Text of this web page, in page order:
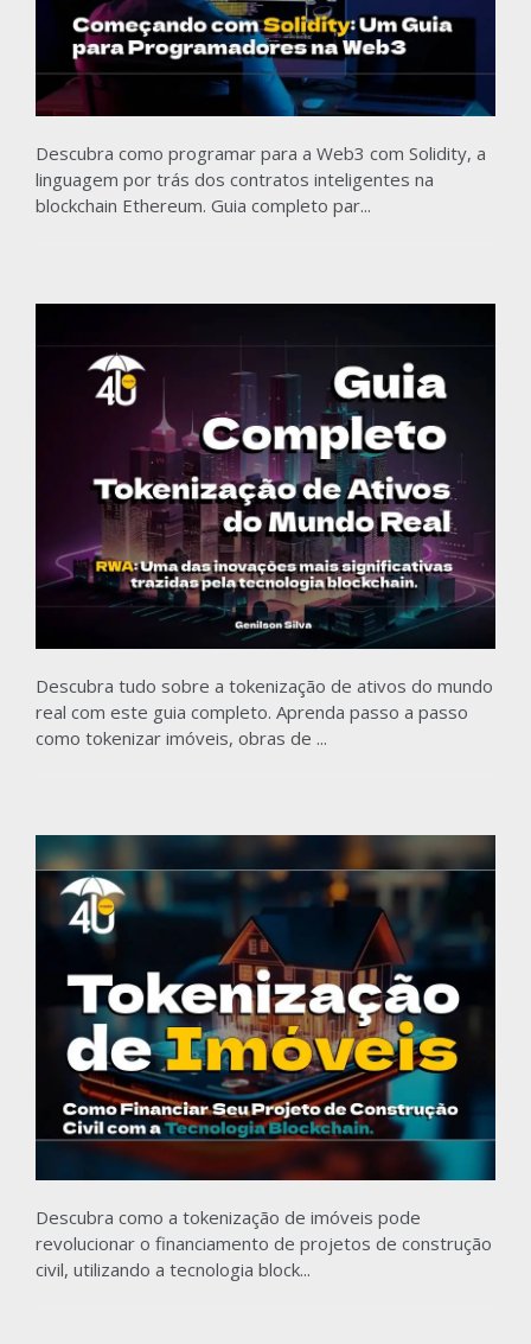
Descubra como programar para a Web3 com Solidity, a
linguagem por trás dos contratos inteligentes na
blockchain Ethereum. Guia completo par...
Descubra tudo sobre a tokenização de ativos do mundo
real com este guia completo. Aprenda passo a passo
como tokenizar imóveis, obras de ...
Descubra como a tokenização de imóveis pode
revolucionar o financiamento de projetos de construção
civil, utilizando a tecnologia block...